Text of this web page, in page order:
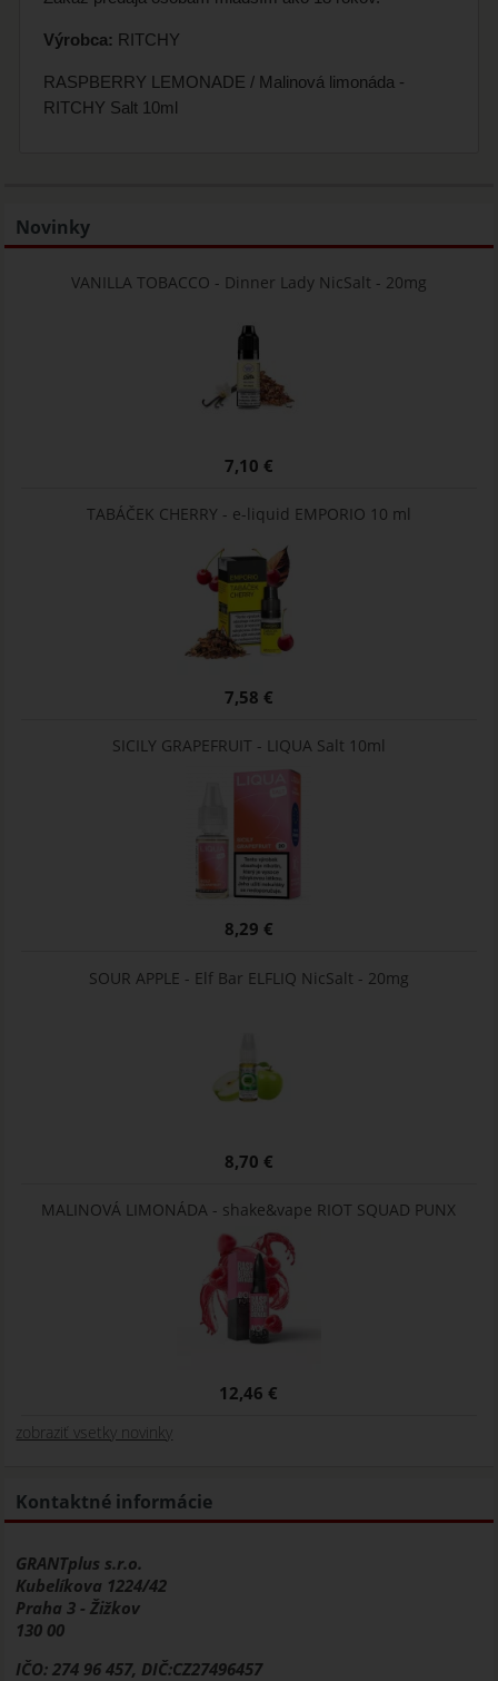
Výrobca: RITCHY
RASPBERRY LEMONADE / Malinová limonáda -
RITCHY Salt 10ml
Novinky
VANILLA TOBACCO - Dinner Lady NicSalt - 20mg
7,10 €
TABÁČEK CHERRY - e-liquid EMPORIO 10 ml
7,58 €
SICILY GRAPEFRUIT - LIQUA Salt 10ml
8,29 €
SOUR APPLE - Elf Bar ELFLIQ NicSalt - 20mg
8,70 €
MALINOVÁ LIMONÁDA - shake&vape RIOT SQUAD PUNX
12,46 €
zobraziť vsetky novinky
Kontaktné informácie
GRANTplus s.r.o.
Kubelíkova 1224/42
Praha 3 - Žižkov
130 00
IČO: 274 96 457, DIČ:CZ27496457